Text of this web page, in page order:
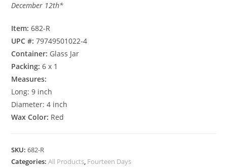
December 12th*
Item: 682-R
UPC #:79749501022-4
Container: Glass Jar
Packing: 6 x 1
Measures:
Long: 9 inch
Diameter: 4 inch
Wax Color: Red
SKU:682-R
Categories:All Products, Fourteen Days